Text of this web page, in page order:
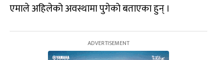
एमाले अहिलेको अवस्थामा पुगेको बताएका हुन् ।